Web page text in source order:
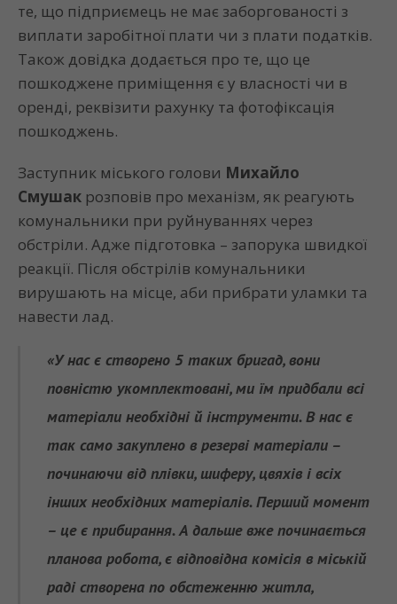
те, що підприємець не має заборгованості з
виплати заробітної плати чи з плати податків.
Також довідка додається про те, що це
пошкоджене приміщення є у власності чи в
оренді, реквізити рахунку та фотофіксація
пошкоджень.
Заступник міського голови Михайло
Смушак розповів про механізм, як реагують
комунальники при руйнуваннях через
обстріли. Адже підготовка – запорука швидкої
реакції. Після обстрілів комунальники
вирушають на місце, аби прибрати уламки та
навести лад.
«У нас є створено 5 таких бригад, вони
повністю укомплектовані, ми їм придбали всі
матеріали необхідні й інструменти. В нас є
так само закуплено в резерві матеріали –
починаючи від плівки, шиферу, цвяхів і всіх
інших необхідних матеріалів. Перший момент
– це є прибирання. А дальше вже починається
планова робота, є відповідна комісія в міській
раді створена по обстеженню житла,